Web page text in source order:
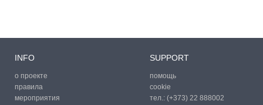
INFO
о проекте
правила
мероприятия
SUPPORT
помощь
cookie
тел.: (+373) 22 888002